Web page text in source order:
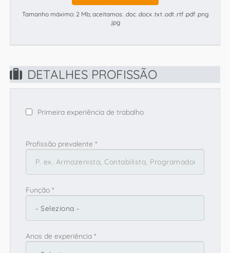
Tamanho máximo: 2 Mb; aceitamos: .doc .docx .txt .odt .rtf .pdf .png
.jpg
DETALHES PROFISSÃO
Primeira experiência de trabalho
Profissão prevalente *
Função *
Anos de experiência *